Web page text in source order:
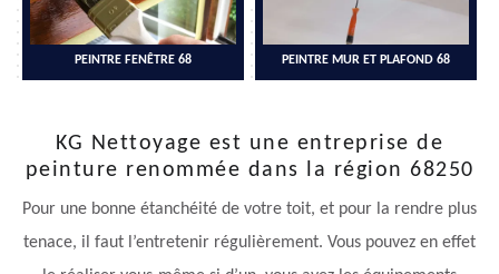
PEINTRE FENÊTRE 68 PEINTRE MUR ET PLAFOND 68
KG Nettoyage est une entreprise de
peinture renommée dans la région 68250
Pour une bonne étanchéité de votre toit, et pour la rendre plus
tenace, il faut l’entretenir régulièrement. Vous pouvez en effet